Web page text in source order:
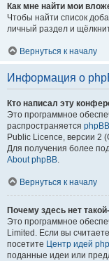
Как мне найти мои
Чтобы найти список
личный раздел и
Вернуться к началу
Информация о
Кто написал эту
Это программное
распространяется
Public Licence, версии 2
Для получения более
About phpBB
Вернуться к началу
Почему здесь нет
Это программное
Limited. Если вы
посетите Центр идей
поданные идеи или